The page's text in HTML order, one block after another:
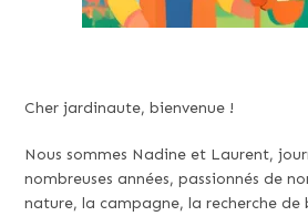
Cher jardinaute, bienvenue !
Nous sommes Nadine et Laurent,
nombreuses années, passionnés de
nature, la campagne, la recherche